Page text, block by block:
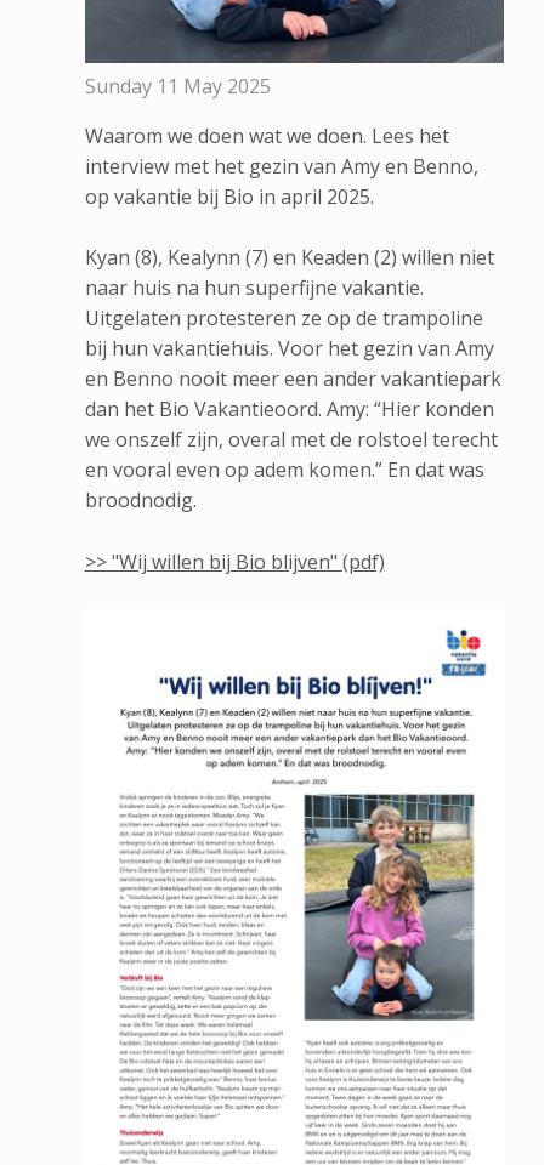
Sunday 11 May 2025
Waarom we doen wat we doen. Lees het
interview met het gezin van Amy en Benno,
op vakantie bij Bio in april 2025.
Kyan (8), Kealynn (7) en Keaden (2) willen niet
naar huis na hun superfijne vakantie.
Uitgelaten protesteren ze op de trampoline
bij hun vakantiehuis. Voor het gezin van Amy
en Benno nooit meer een ander vakantiepark
dan het Bio Vakantieoord. Amy: “Hier konden
we onszelf zijn, overal met de rolstoel terecht
en vooral even op adem komen.” En dat was
broodnodig.
>> "Wij willen bij Bio blijven" (pdf)